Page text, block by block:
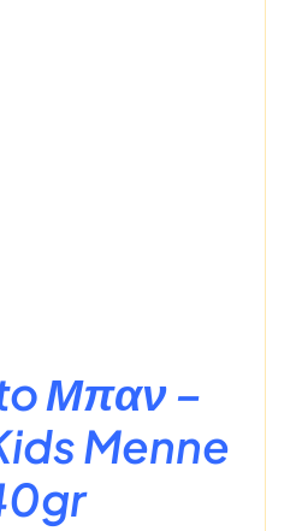
Μπαν –
Menne